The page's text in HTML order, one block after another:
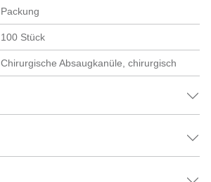
Packung
100 Stück
Chirurgische Absaugkanüle, chirurgisch